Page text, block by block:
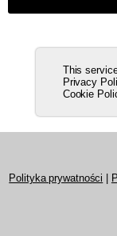
This
Privacy
Cookie
Polityka prywatności